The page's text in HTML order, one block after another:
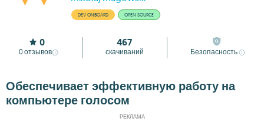
DEV ONBOARD OPEN SOURCE
0
0 отзывов
467
скачиваний Безопасность
Обеспечивает эффективную работу на
компьютере голосом
РЕКЛАМА